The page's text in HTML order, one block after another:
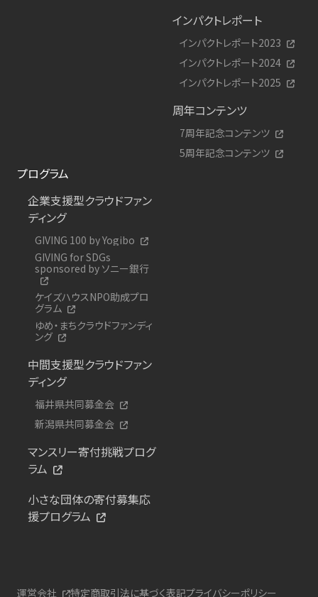
インパクトレポート
インパクトレポート2023
インパクトレポート2024
インパクトレポート2025
周年コンテンツ
7周年記念コンテンツ
5周年記念コンテンツ
プログラム
企業支援型クラウドファン
ディング
GIVING 100 by Yogibo
GIVING for SDGs
sponsored by ソニー銀行
ケイズハウスNPO助成プロ
グラム
ゆめ・まちクラウドファンディ
ング
中間支援型クラウドファン
ディング
福井県共同募金会
新潟県共同募金会
マンスリー寄付挑戦プログ
ラム
小さな団体の寄付募集応
援プログラム
運営会社 特定商取引法に基づく表記プライバシーポリシー